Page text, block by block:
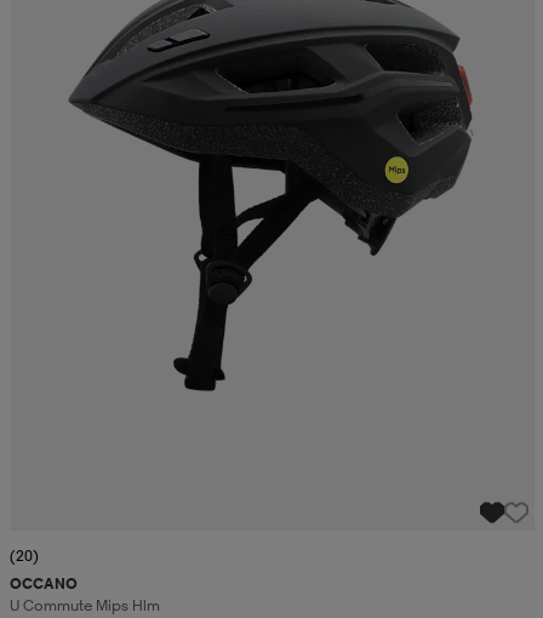
(20)
OCCANO
U Commute Mips Hlm